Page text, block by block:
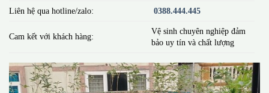
Liên hệ qua hotline/zalo: 0388.444.445
Cam kết với khách hàng:
Vệ sinh chuyên nghiệp đảm
bảo uy tín và chất lượng